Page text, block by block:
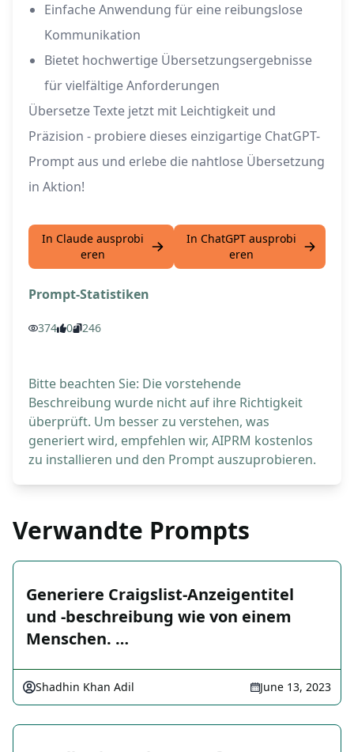
Einfache Anwendung für eine reibungslose
Kommunikation
Bietet hochwertige Übersetzungsergebnisse
für vielfältige Anforderungen
Übersetze Texte jetzt mit Leichtigkeit und
Präzision - probiere dieses einzigartige ChatGPT-
Prompt aus und erlebe die nahtlose Übersetzung
in Aktion!
In Claude ausprobi
eren
In ChatGPT ausprobi
eren
Prompt-Statistiken
374 0 246
Bitte beachten Sie: Die vorstehende
Beschreibung wurde nicht auf ihre Richtigkeit
überprüft. Um besser zu verstehen, was
generiert wird, empfehlen wir, AIPRM kostenlos
zu installieren und den Prompt auszuprobieren.
Verwandte Prompts
Generiere Craigslist-Anzeigentitel
und -beschreibung wie von einem
Menschen. …
Shadhin Khan Adil June 13, 2023